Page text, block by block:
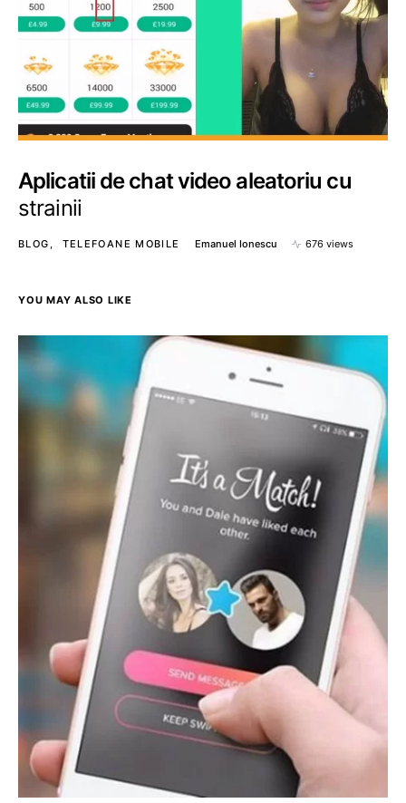
Aplicatii de chat video aleatoriu cu
strainii
BLOG TELEFOANE MOBILE Emanuel Ionescu 676 views
YOU MAY ALSO LIKE